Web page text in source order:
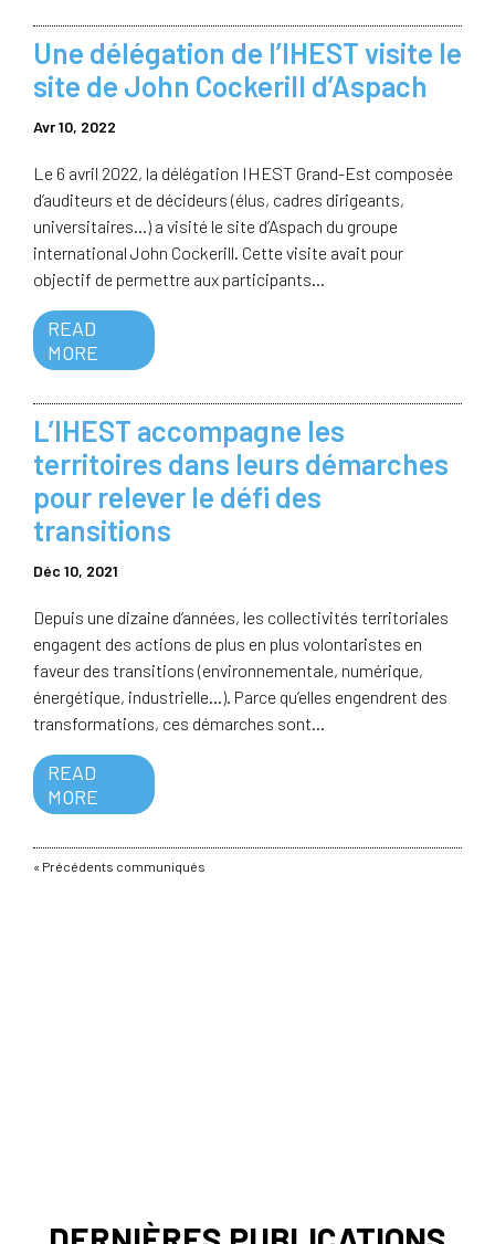
Une délégation de l’IHEST visite le
site de John Cockerill d’Aspach
Avr 10, 2022
Le 6 avril 2022, la délégation IHEST Grand-Est composée
d’auditeurs et de décideurs (élus, cadres dirigeants,
universitaires…) a visité le site d’Aspach du groupe
international John Cockerill. Cette visite avait pour
objectif de permettre aux participants...
READ
MORE
L’IHEST accompagne les
territoires dans leurs démarches
pour relever le défi des
transitions
Déc 10, 2021
Depuis une dizaine d’années, les collectivités territoriales
engagent des actions de plus en plus volontaristes en
faveur des transitions (environnementale, numérique,
énergétique, industrielle…). Parce qu’elles engendrent des
transformations, ces démarches sont...
READ
MORE
« Entrées précédentes